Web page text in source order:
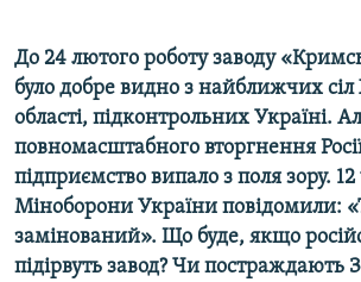
До 24 лютого роботу заводу
було добре видно з найближчих сіл
області, підконтрольних Україні.
повномасштабного вторгнення
підприємство випало з поля зору.
Міноборони України повідомили:
замінований». Що буде, якщо
підірвуть завод? Чи постраждають